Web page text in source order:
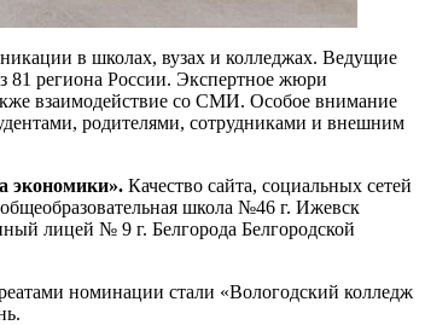
в школах, вузах и колледжах. Ведущие
81 региона России. Экспертное жюри
взаимодействие со СМИ. Особое внимание
родителями, сотрудниками и внешним
экономики». Качество сайта, социальных сетей
школа №46 г. Ижевск
лицей № 9 г. Белгорода Белгородской
номинации стали «Вологодский колледж